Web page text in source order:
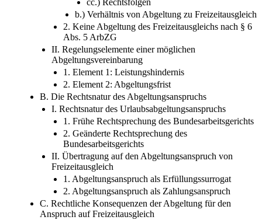
cc.) Rechtsfolgen
b.) Verhältnis von Abgeltung zu Freizeitausgleich
2. Keine Abgeltung des Freizeitausgleichs nach § 6
Abs. 5 ArbZG
II. Regelungselemente einer möglichen
Abgeltungsvereinbarung
1. Element 1: Leistungshindernis
2. Element 2: Abgeltungsfrist
B. Die Rechtsnatur des Abgeltungsanspruchs
I. Rechtsnatur des Urlaubsabgeltungsanspruchs
1. Frühe Rechtsprechung des Bundesarbeitsgerichts
2. Geänderte Rechtsprechung des
Bundesarbeitsgerichts
II. Übertragung auf den Abgeltungsanspruch von
Freizeitausgleich
1. Abgeltungsanspruch als Erfüllungssurrogat
2. Abgeltungsanspruch als Zahlungsanspruch
C. Rechtliche Konsequenzen der Abgeltung für den
Anspruch auf Freizeitausgleich